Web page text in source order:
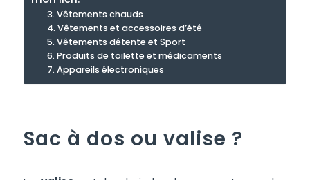
3. Vêtements chauds
4. Vêtements et accessoires d’été
5. Vêtements détente et Sport
6. Produits de toilette et médicaments
7. Appareils électroniques
Sac à dos ou valise ?